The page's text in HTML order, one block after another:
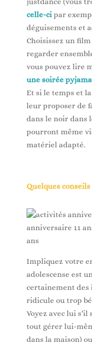
celle-cipar
déguisements et
Choisissez un
regarder
vous pouvez lire
une soirée pyjama
Et si le temps et
leur proposer de
dans le noir dans
pourront même
matériel adapté.
Quelques
Impliquez votre
adolescense est
certainement des
ridicule ou trop
Voyez avec lui
tout gérer lui-
dans la maison)